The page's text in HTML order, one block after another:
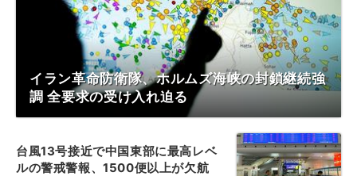
イラン革命防衛隊、ホルムズ海峡の封鎖継続強
調 全要求の受け入れ迫る
台風13号接近で中国東部に最高レベ
ルの警戒警報、1500便以上が欠航